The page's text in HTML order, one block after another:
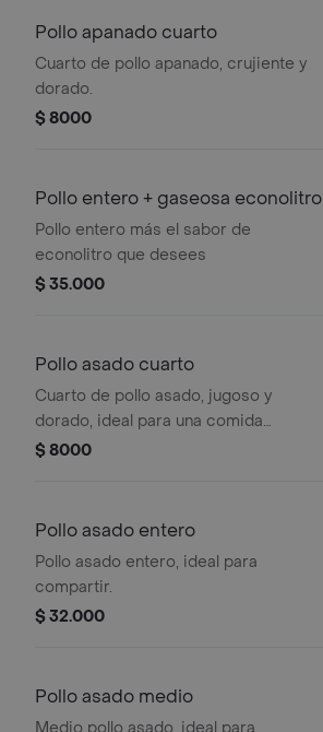
Pollo apanado cuarto
Cuarto de pollo apanado, crujiente y
dorado.
$ 8000
Pollo entero + gaseosa econolitro
Pollo entero más el sabor de
econolitro que desees
$ 35.000
Pollo asado cuarto
Cuarto de pollo asado, jugoso y
dorado, ideal para una comida
completa.
$ 8000
Pollo asado entero
Pollo asado entero, ideal para
compartir.
$ 32.000
Pollo asado medio